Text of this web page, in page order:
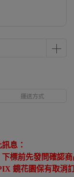
運送方式
息：
標前先發問確認
鏡花園保有取消